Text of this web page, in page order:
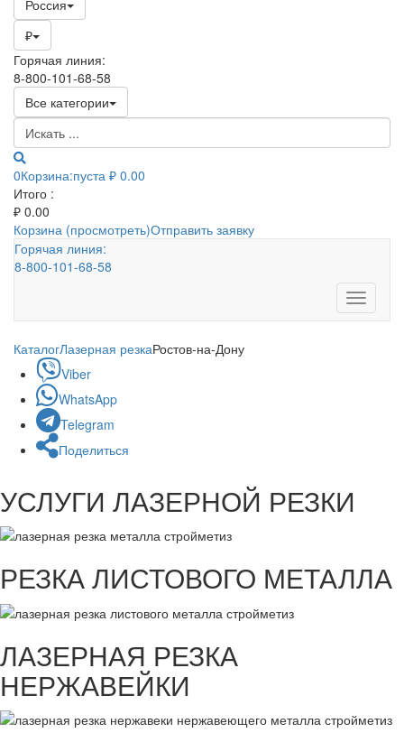
Россия
₽
Горячая линия:
8-800-101-68-58
Все категории
0Корзина:пуста ₽ 0.00
Итого :
₽ 0.00
Корзина (просмотреть)Отправить заявку
Горячая линия:
8-800-101-68-58
Toggle
КаталогЛазерная резкаРостов-на-Дону
Viber
WhatsApp
Telegram
Поделиться
УСЛУГИ ЛАЗЕРНОЙ РЕЗКИ
РЕЗКА ЛИСТОВОГО МЕТАЛЛА
ЛАЗЕРНАЯ РЕЗКА
НЕРЖАВЕЙКИ